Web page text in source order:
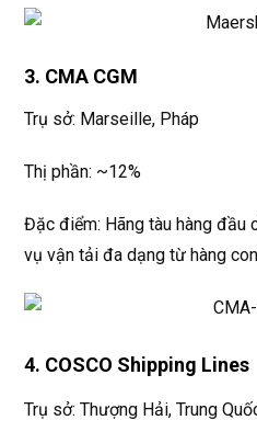
3. CMA CGM
Trụ sở: Marseille, Pháp
Thị phần: ~12%
Đặc điểm: Hãng tàu hàng đầu
vụ vận tải đa dạng từ hàng
4. COSCO Shipping Lines
Trụ sở: Thượng Hải, Trung